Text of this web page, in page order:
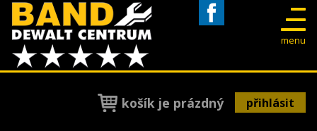
menu
košík je prázdný přihlásit